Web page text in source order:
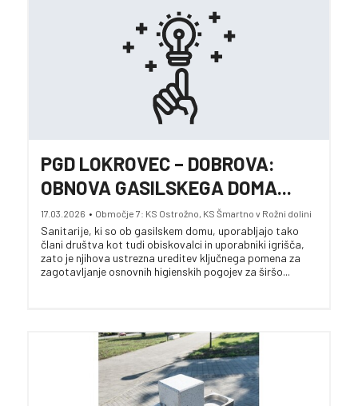
PGD LOKROVEC – DOBROVA:
OBNOVA GASILSKEGA DOMA...
17.03.2026 • Območje 7: KS Ostrožno, KS Šmartno v Rožni dolini
Sanitarije, ki so ob gasilskem domu, uporabljajo tako
člani društva kot tudi obiskovalci in uporabniki igrišča,
zato je njihova ustrezna ureditev ključnega pomena za
zagotavljanje osnovnih higienskih pogojev za širšo...